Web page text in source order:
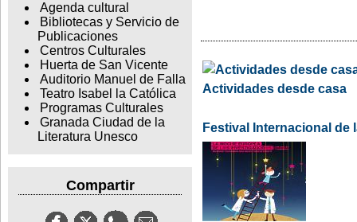
Agenda cultural
Bibliotecas y Servicio de
Publicaciones
Centros Culturales
Huerta de San Vicente
Auditorio Manuel de Falla
Teatro Isabel la Católica
Programas Culturales
Granada Ciudad de la
Literatura Unesco
Compartir
Actividades desde casa
Festival Internacional de